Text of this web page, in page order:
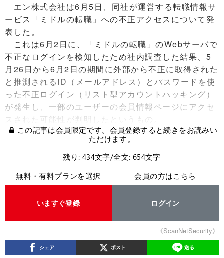
エン株式会社は6月5日、同社が運営する転職情報サ
ービス「ミドルの転職」への不正アクセスについて発
表した。
これは6月2日に、「ミドルの転職」のWebサーバで
不正なログインを検知したため社内調査した結果、5
月26日から6月2日の期間に外部から不正に取得された
と推測されるID（メールアドレス）とパスワードを使
った不正ログイン（リスト型アカウントハッキング）
が発生し、一部のユーザーの会員情報ページにアクセ
スされた可能性が判明したというもの。
この記事は会員限定です。会員登録すると続きをお読みい
ただけます。
残り: 434文字/全文: 654文字
無料・有料プランを選択
いますぐ登録
会員の方はこちら
ログイン
《ScanNetSecurity》
シェア ポスト 送る